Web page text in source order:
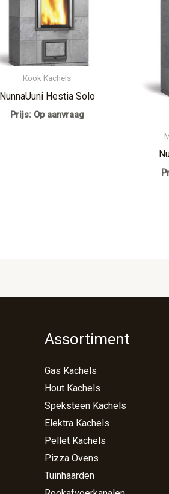
Kook Kachels
NunnaUuni Hestia Solo
Prijs: Op aanvraag
Assortiment
Gas Kachels
Hout Kachels
Speksteen Kachels
Elektra Kachels
Pellet Kachels
Pizza Ovens
Tuinhaarden